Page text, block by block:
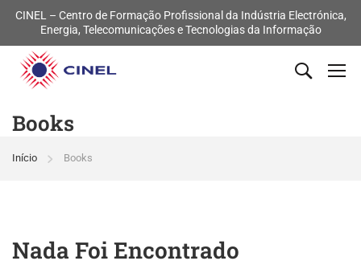
CINEL – Centro de Formação Profissional da Indústria Electrónica,
Energia, Telecomunicações e Tecnologias da Informação
Books
Início Books
Nada Foi Encontrado